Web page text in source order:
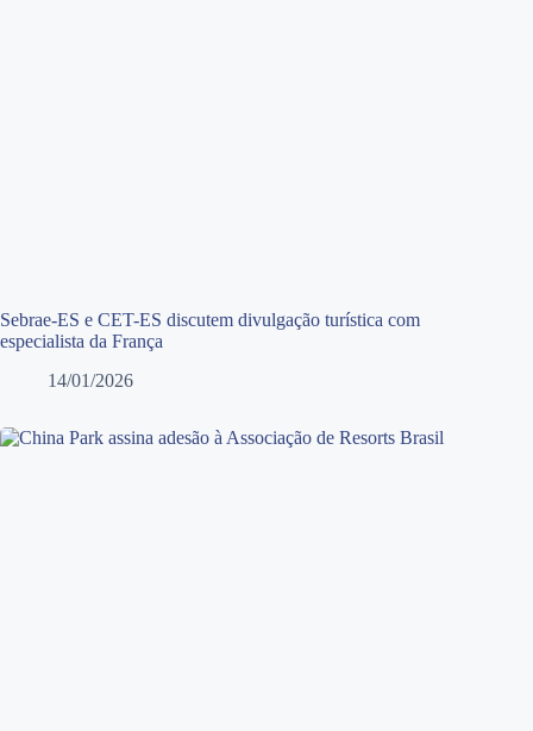
Sebrae-ES e CET-ES discutem divulgação turística com
especialista da França
14/01/2026